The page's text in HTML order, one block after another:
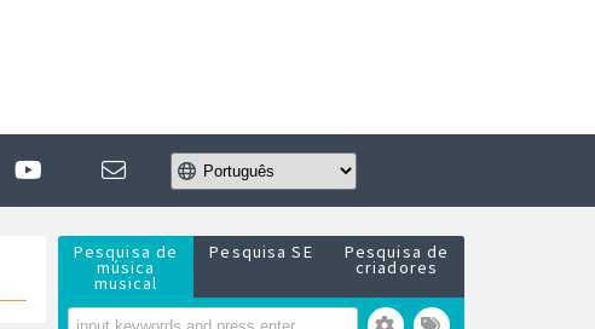
Pesquisa de
música
musical
Pesquisa SE Pesquisa de
criadores